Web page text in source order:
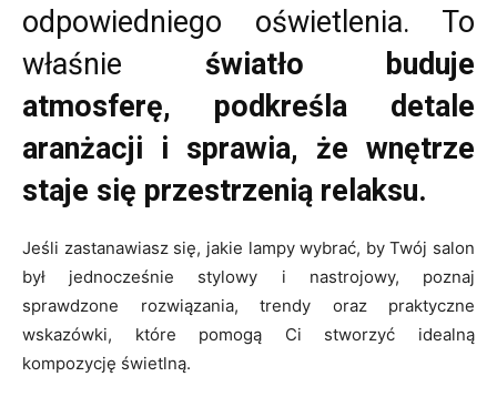
odpowiedniego oświetlenia. To
właśnie światło buduje
atmosferę, podkreśla detale
aranżacji i sprawia, że wnętrze
staje się przestrzenią relaksu.
Jeśli zastanawiasz się, jakie lampy wybrać, by Twój salon
był jednocześnie stylowy i nastrojowy, poznaj
sprawdzone rozwiązania, trendy oraz praktyczne
wskazówki, które pomogą Ci stworzyć idealną
kompozycję świetlną.